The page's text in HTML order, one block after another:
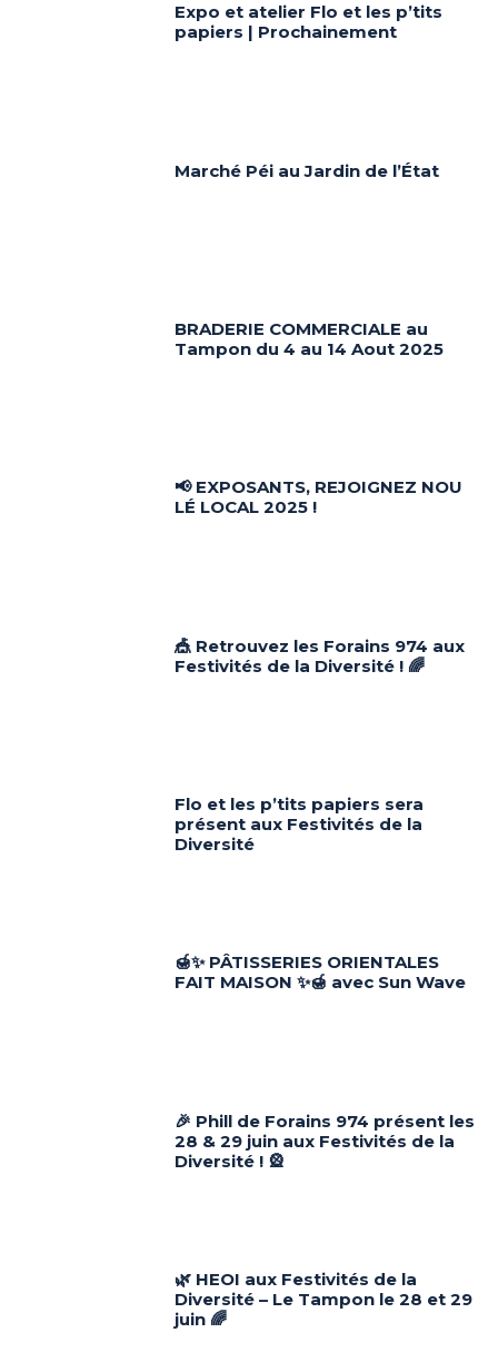
Expo et atelier Flo et les p’tits
papiers | Prochainement
Marché Péi au Jardin de l’État
BRADERIE COMMERCIALE au
Tampon du 4 au 14 Aout 2025
📢 EXPOSANTS, REJOIGNEZ NOU
LÉ LOCAL 2025 !
🎪 Retrouvez les Forains 974 aux
Festivités de la Diversité ! 🌈
Flo et les p’tits papiers sera
présent aux Festivités de la
Diversité
🍯✨ PÂTISSERIES ORIENTALES
FAIT MAISON ✨🍯 avec Sun Wave
🎉 Phill de Forains 974 présent les
28 & 29 juin aux Festivités de la
Diversité ! 🎡
🌿 HEOI aux Festivités de la
Diversité – Le Tampon le 28 et 29
juin 🌈